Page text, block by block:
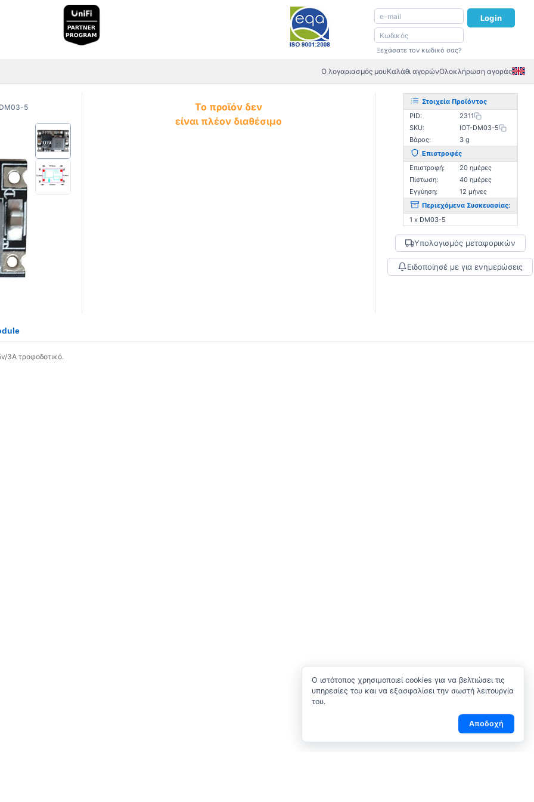
Login
Ξεχάσατε τον κωδικό σας?
Ο λογαριασμός μουΚαλάθι αγορώνΟλοκλήρωση αγοράς
Το προϊόν δεν
είναι πλέον διαθέσιμο
Στοιχεία Προϊόντος
PID:
2311
SKU:
IOT-DM03-5
Βάρος:
3 g
Επιστροφές
Επιστροφή:
20 ημέρες
Πίστωση:
40 ημέρες
Εγγύηση:
12 μήνες
Περιεχόμενα Συσκευασίας:
1 x DM03-5
Υπολογισμός μεταφορικών
Ειδοποίησέ με για ενημερώσεις
5
3A τροφοδοτικό.
O ιστότοπος χρησιμοποιεί cookies για να βελτιώσει τις
υπηρεσίες του και να εξασφαλίσει την σωστή λειτουργία
του.
Αποδοχή